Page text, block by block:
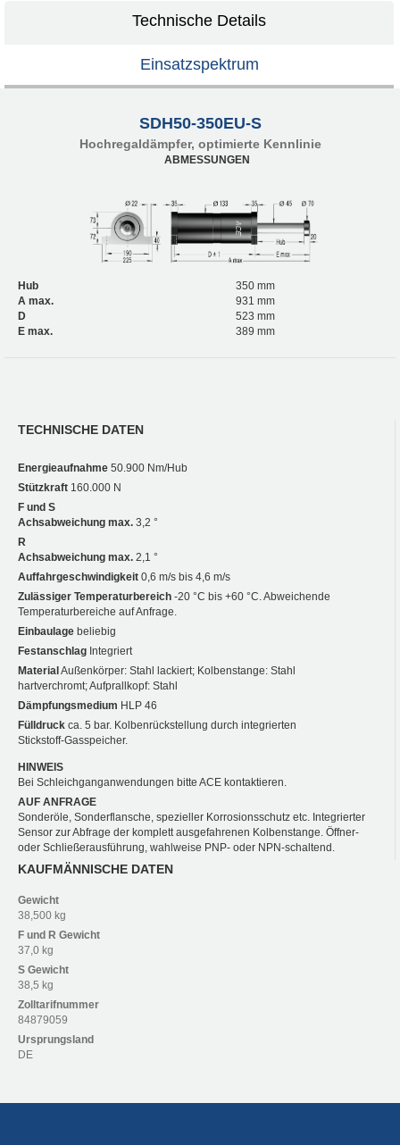
Technische Details
Einsatzspektrum
SDH50-350EU-S
Hochregaldämpfer, optimierte Kennlinie
ABMESSUNGEN
Hub
350 mm
A max.
931 mm
D
523 mm
E max.
389 mm
TECHNISCHE DATEN
Energieaufnahme 50.900 Nm/Hub
Stützkraft 160.000 N
F und S
Achsabweichung max. 3,2 °
R
Achsabweichung max. 2,1 °
Auffahrgeschwindigkeit 0,6 m/s bis 4,6 m/s
Zulässiger Temperaturbereich -20 °C bis +60 °C. Abweichende
Temperaturbereiche auf Anfrage.
Einbaulage beliebig
Festanschlag Integriert
Material Außenkörper: Stahl lackiert; Kolbenstange: Stahl
hartverchromt; Aufprallkopf: Stahl
Dämpfungsmedium HLP 46
Fülldruck ca. 5 bar. Kolbenrückstellung durch integrierten
Stickstoff-Gasspeicher.
HINWEIS
Bei Schleichganganwendungen bitte ACE kontaktieren.
AUF ANFRAGE
Sonderöle, Sonderflansche, spezieller Korrosionsschutz etc. Integrierter
Sensor zur Abfrage der komplett ausgefahrenen Kolbenstange. Öffner-
oder Schließerausführung, wahlweise PNP- oder NPN-schaltend.
KAUFMÄNNISCHE DATEN
Gewicht
38,500 kg
F und R Gewicht
37,0 kg
S Gewicht
38,5 kg
Zolltarifnummer
84879059
Ursprungsland
DE